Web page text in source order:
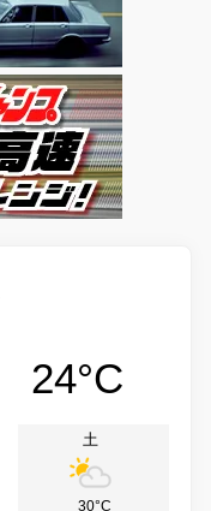
24°C
土
30°C